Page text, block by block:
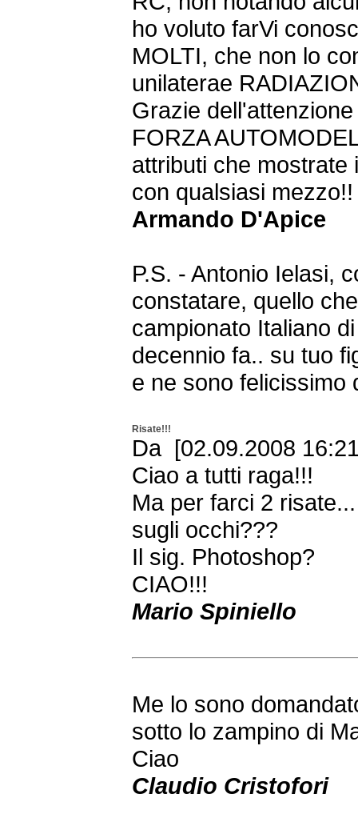
ho voluto farVi
MOLTI, che non lo
unilaterae
Grazie
FORZA
attributi che mostrate
con qualsiasi
Armando D'Apice
P.S. - Antonio Ielasi,
constatare, quello
campionato Italiano
decennio fa.. su tuo
e ne sono felicissimo
Risate!!!
Da [02.09.2008
Ciao a tutti raga!!!
Ma per farci 2
sugli occhi???
Il sig. Photoshop?
CIAO!!!
Mario Spiniello
Me lo sono
sotto lo zampino di
Ciao
Claudio Cristofori